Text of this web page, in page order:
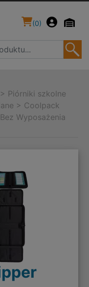
(0)
> Piórniki szkolne
> Coolpack
Wyposażenia